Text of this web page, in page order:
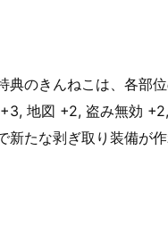
典のきんねこは、各部
+3, 地図 +2, 盗み無効
新たな剥ぎ取り装備が